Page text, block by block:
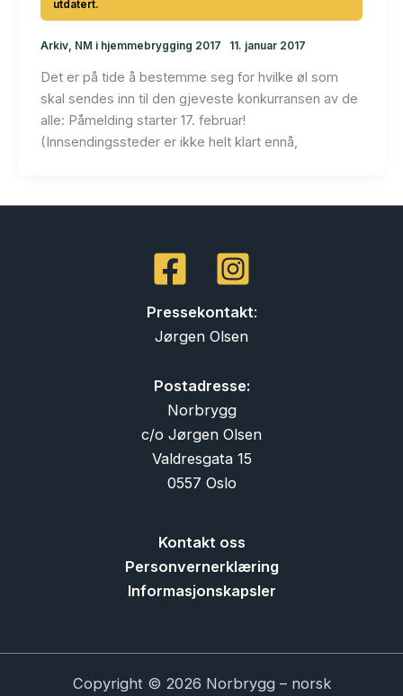
Arkiv, NM i hjemmebrygging 2017 11. januar 2017
Det er på tide å bestemme seg for hvilke øl som
skal sendes inn til den gjeveste konkurransen av de
alle: Påmelding starter 17. februar!
(Innsendingssteder er ikke helt klart ennå,
Pressekontakt:
Jørgen Olsen
Postadresse:
Norbrygg
c/o Jørgen Olsen
Valdresgata 15
0557 Oslo
Kontakt oss
Personvernerklæring
Informasjonskapsler
Copyright © 2026 Norbrygg – norsk